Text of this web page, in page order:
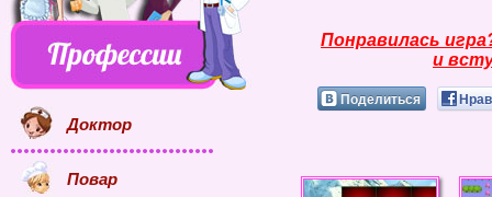
Понравилась
и
Поделиться
Доктор
Повар